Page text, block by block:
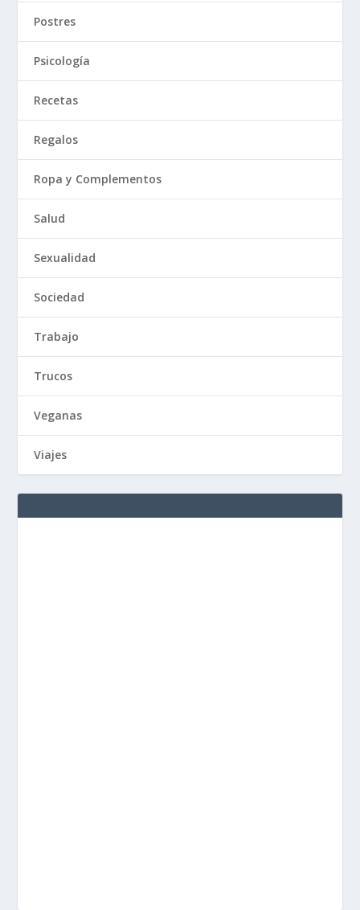
Postres
Psicología
Recetas
Regalos
Ropa y Complementos
Salud
Sexualidad
Sociedad
Trabajo
Trucos
Veganas
Viajes